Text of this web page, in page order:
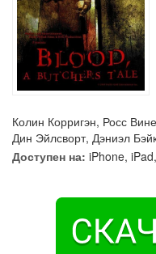
Колин Корригэн, Росс
Дин Эйлсворт, Дэниэл
Доступен на: iPhone,